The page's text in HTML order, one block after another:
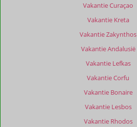
Vakantie Curaçao
Vakantie Kreta
Vakantie Zakynthos
Vakantie Andalusië
Vakantie Lefkas
Vakantie Corfu
Vakantie Bonaire
Vakantie Lesbos
Vakantie Rhodos